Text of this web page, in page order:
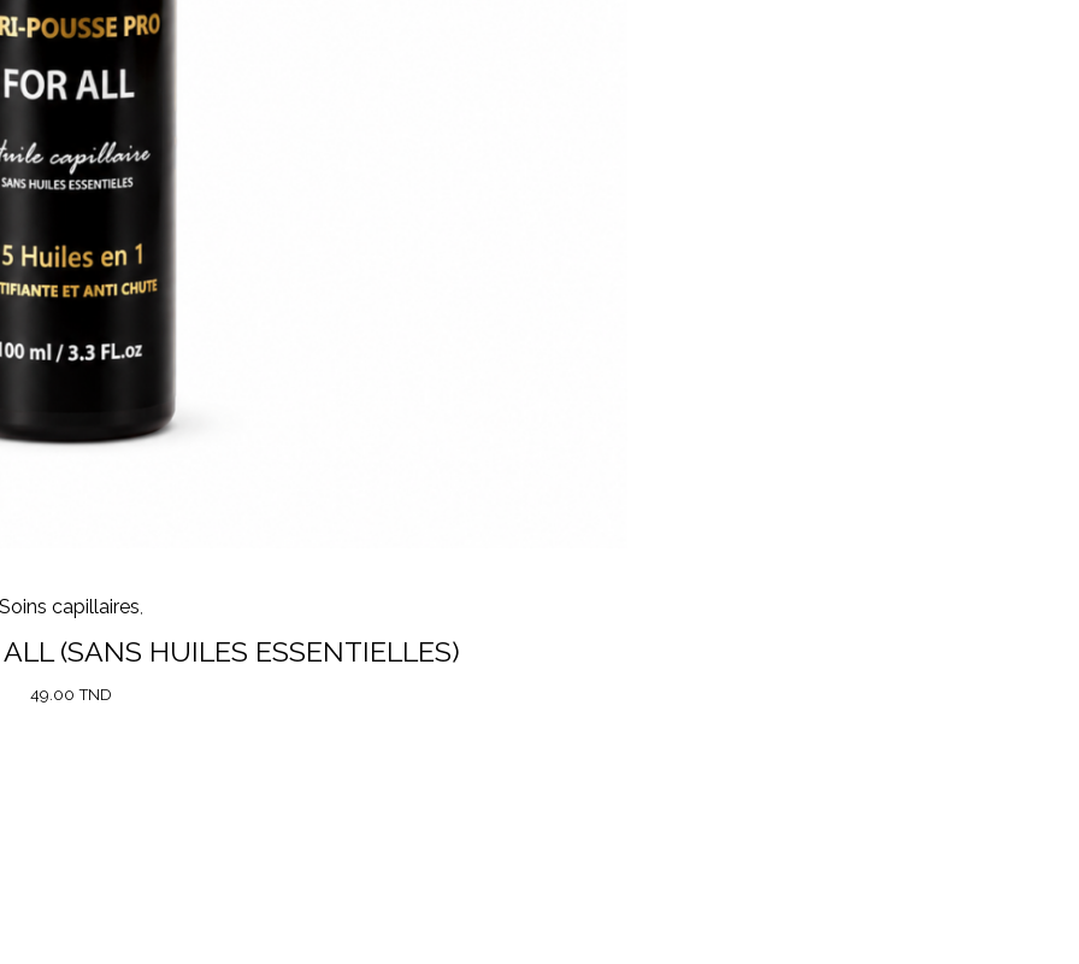
capillaires,
(SANS HUILES ESSENTIELLES)
49.00TND